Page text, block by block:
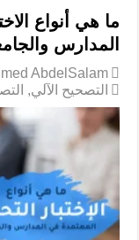
ما هي أنواع
المدارس
AbdelSalam
التصحيح الآلي,